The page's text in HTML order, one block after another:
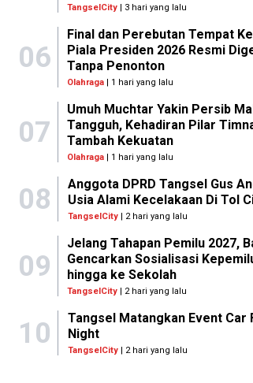
TangselCity | 3 hari yang lalu
06
Final dan Perebutan Tempat
Piala Presiden 2026 Resmi
Tanpa Penonton
Olahraga | 1 hari yang lalu
07
Umuh Muchtar Yakin Persib
Tangguh, Kehadiran Pilar
Tambah Kekuatan
Olahraga | 1 hari yang lalu
08
Anggota DPRD Tangsel Gus
Usia Alami Kecelakaan Di Tol
TangselCity| 2 hari yang lalu
09
Jelang Tahapan Pemilu 2027,
Gencarkan Sosialisasi
hingga ke Sekolah
TangselCity | 2 hari yang lalu
10
Tangsel Matangkan Event Car
Night
TangselCity| 2 hari yang lalu